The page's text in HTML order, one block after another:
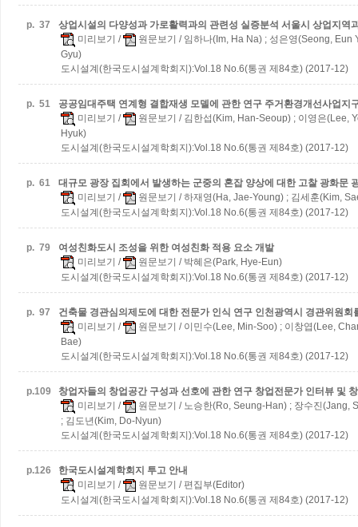
p. 37 상업시설의 다양성과 가로활력과의 관련성 실증분석 서울시 상업지역
미리보기 / 원문보기 / 임하나(Im, Ha Na) ; 성은영(Seong, Eun
Gyu)
도시설계(한국도시설계학회지):Vol.18 No.6(통권 제84호) (2017-12)
p. 51 공공임대주택 연계형 결합재생 모델에 관한 연구 주거환경개선사업지
미리보기 / 원문보기 / 김한섭(Kim, Han-Seoup) ; 이영은(Lee,
Hyuk)
도시설계(한국도시설계학회지):Vol.18 No.6(통권 제84호) (2017-12)
p. 61 대규모 광장 집회에서 발생하는 군중의 혼잡 양상에 대한 고찰 광화문
미리보기 / 원문보기 / 하재영(Ha, Jae-Young) ; 김세훈(Kim,
도시설계(한국도시설계학회지):Vol.18 No.6(통권 제84호) (2017-12)
p. 79
여성친화도시 조성을 위한 여성친화 적용 요소 개발
미리보기 / 원문보기 / 박혜은(Park, Hye-Eun)
도시설계(한국도시설계학회지):Vol.18 No.6(통권 제84호) (2017-12)
p. 97 건축물 경관심의제도에 대한 전문가 인식 연구 인천광역시 경관위원회
미리보기 / 원문보기 / 이민수(Lee, Min-Soo) ; 이창엽(Lee,
Bae)
도시설계(한국도시설계학회지):Vol.18 No.6(통권 제84호) (2017-12)
p.109 창업자들의 창업공간 구성과 선호에 관한 연구 창업전문가 인터뷰 및
미리보기 / 원문보기 / 노승한(Ro, Seung-Han) ; 장수진(Jang,
; 김도년(Kim, Do-Nyun)
도시설계(한국도시설계학회지):Vol.18 No.6(통권 제84호) (2017-12)
p.126
한국도시설계학회지 투고 안내
미리보기 / 원문보기 / 편집부(Editor)
도시설계(한국도시설계학회지):Vol.18 No.6(통권 제84호) (2017-12)